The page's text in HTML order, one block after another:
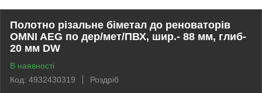
Полотно різальне біметал до реноваторів
OMNI AEG по дер/мет/ПВХ, шир.- 88 мм, глиб-
20 мм DW
В наявності
Код: 4932430319
Роздріб